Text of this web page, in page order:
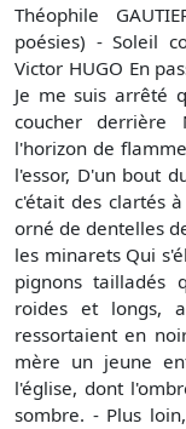
Théophile
poésies) - Soleil
Victor HUGO En
Je me suis arrêté
coucher derrière
l'horizon de
l'essor, D'un bout
c'était des clartés
orné de dentelles
les minarets Qui
pignons tailladés
roides et longs,
ressortaient en
mère un jeune
l'église, dont
sombre. - Plus